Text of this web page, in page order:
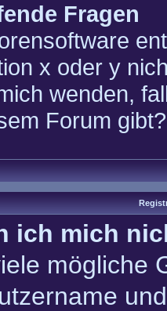
Fragen
x oder y
wenden,
Forum gibt?
ich mich
mögliche